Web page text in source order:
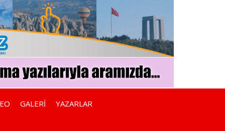
GALERİ YAZARLAR